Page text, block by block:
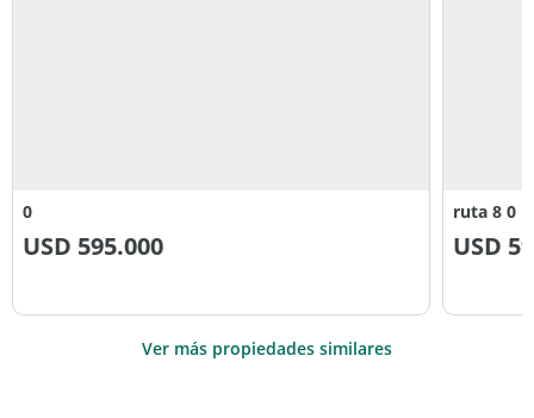
0
USD 595.000
ruta 8 0
USD
Ver más propiedades similares